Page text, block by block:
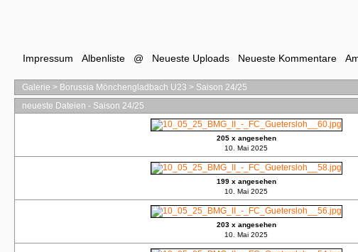
Impressum Albenliste @ Neueste Uploads Neueste Kommentare
Galerie > Borussia Mönchengladbach U23 > Saison 24/25
neueste Dateien - Saison 24/25
205 x angesehen
10. Mai 2025
199 x angesehen
10. Mai 2025
203 x angesehen
10. Mai 2025